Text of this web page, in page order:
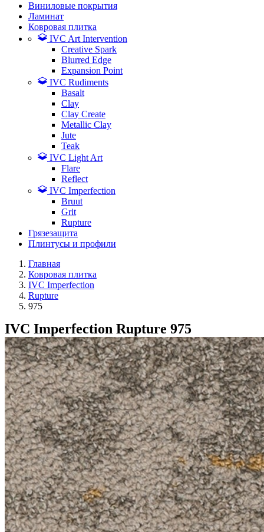
Виниловые покрытия
Ламинат
Ковровая плитка
IVC Art Intervention
Creative Spark
Blurred Edge
Expansion Point
IVC Rudiments
Basalt
Clay
Clay Create
Metallic Clay
Jute
Teak
IVC Light Art
Flare
Reflect
IVC Imperfection
Bruut
Grit
Rupture
Грязезащита
Плинтусы и профили
Главная
Ковровая плитка
IVC Imperfection
Rupture
975
IVC Imperfection Rupture 975